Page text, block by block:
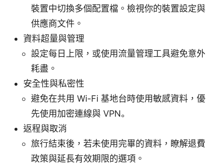
裝置中切換多個配置檔。檢視你的裝置設定與
供應商文件。
資料超量與管理
設定每日上限，或使用流量管理工具避免意外
耗盡。
安全性與私密性
避免在共用 Wi-Fi 基地台時使用敏感資料，優
先使用加密連線與 VPN。
返程與取消
旅行結束後，若未使用完畢的資料，瞭解退費
政策與延長有效期限的選項。